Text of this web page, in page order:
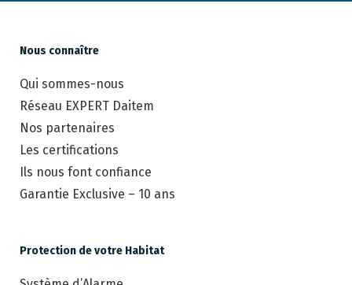
Nous connaître
Qui sommes-nous
Réseau EXPERT Daitem
Nos partenaires
Les certifications
Ils nous font confiance
Garantie Exclusive – 10 ans
Protection de votre Habitat